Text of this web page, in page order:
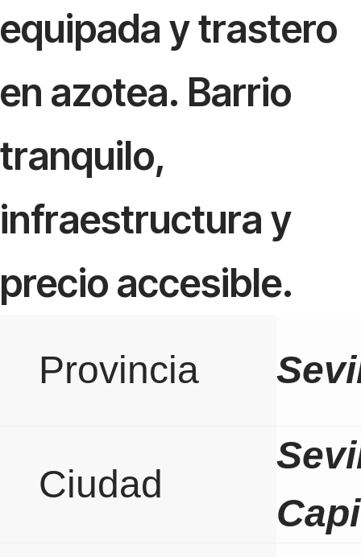
equipada y trastero
en azotea. Barrio
tranquilo,
infraestructura y
precio accesible.
Provincia
Ciudad